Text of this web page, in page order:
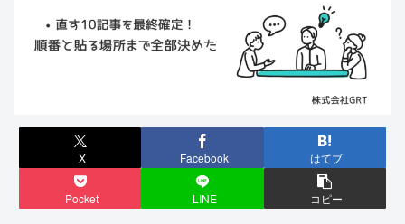
X Facebook はてブ
Pocket LINE コピー